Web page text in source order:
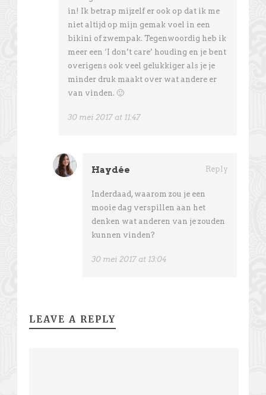
in! Ik betrap mijzelf er ook op dat ik me
niet altijd op mijn gemak voel in een
bikini of zwempak. Tegenwoordig heb ik
meer een ‘I don’t care’ houding en je bent
overigens ook veel gelukkiger als je je
minder druk maakt over wat andere er
van vinden. 🙂
30 mei 2017 at 11:47
Haydée Reply
Inderdaad, waarom zou je een
mooie dag verspillen aan het
denken wat anderen van je zouden
kunnen vinden?
30 mei 2017 at 13:04
LEAVE A REPLY